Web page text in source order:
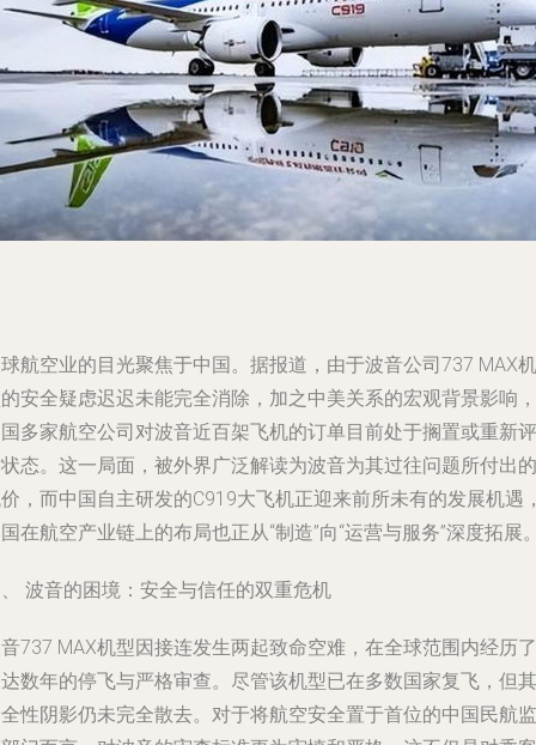
航空业的目光聚焦于中国。据报道，由于波音公司737 MAX机
安全疑虑迟迟未能完全消除，加之中美关系的宏观背景影响，
多家航空公司对波音近百架飞机的订单目前处于搁置或重新评
态。这一局面，被外界广泛解读为波音为其过往问题所付出的
，而中国自主研发的C919大飞机正迎来前所未有的发展机遇
在航空产业链上的布局也正从“制造”向“运营与服务”深度拓展
波音的困境：安全与信任的双重危机
737 MAX机型因接连发生两起致命空难，在全球范围内经历了
数年的停飞与严格审查。尽管该机型已在多数国家复飞，但其
性阴影仍未完全散去。对于将航空安全置于首位的中国民航监